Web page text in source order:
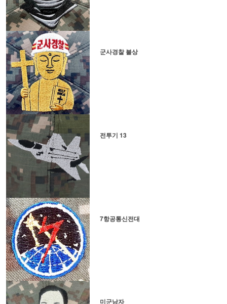
군사경찰 불상
전투기 13
7항공통신전대
미군남자